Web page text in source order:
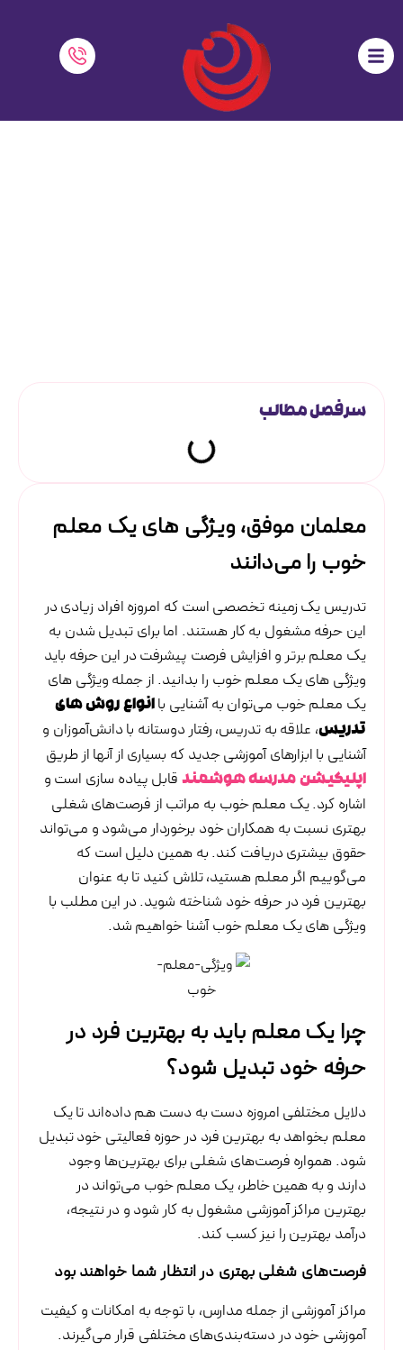
سرفصل مطالب
معلمان موفق، ویژگی های یک معلم
خوب را می‌دانند
تدریس یک زمینه تخصصی است که امروزه افراد زیادی در
این حرفه مشغول به کار هستند. اما برای تبدیل شدن به
یک معلم برتر و افزایش فرصت پیشرفت در این حرفه باید
ویژگی های یک معلم خوب را بدانید. از جمله ویژگی های
یک معلم خوب می‌توان به آشنایی باانواع روش های
تدریس، علاقه به تدریس، رفتار دوستانه با دانش‌آموزان و
آشنایی با ابزارهای آموزشی جدید که بسیاری از آنها از طریق
اپلیکیشن مدرسه هوشمند قابل پیاده سازی است و
اشاره کرد. یک معلم خوب به مراتب از فرصت‌های شغلی
بهتری نسبت به همکاران خود برخوردار می‌شود و می‌تواند
حقوق بیشتری دریافت کند. به همین دلیل است که
می‌گوییم اگر معلم هستید، تلاش کنید تا به عنوان
بهترین فرد در حرفه خود شناخته شوید. در این مطلب با
ویژگی های یک معلم خوب آشنا خواهیم شد.
چرا یک معلم باید به بهترین فرد در
حرفه خود تبدیل شود؟
دلایل مختلفی امروزه دست به دست هم داده‌اند تا یک
معلم بخواهد به بهترین فرد در حوزه فعالیتی خود تبدیل
شود. همواره فرصت‌های شغلی برای بهترین‌ها وجود
دارند و به همین خاطر، یک معلم خوب می‌تواند در
بهترین مراکز آموزشی مشغول به کار شود و در نتیجه،
درآمد بهترین را نیز کسب کند.
فرصت‌های شغلی بهتری در انتظار شما خواهند بود
مراکز آموزشی از جمله مدارس، با توجه به امکانات و کیفیت
آموزشی خود در دسته‌بندی‌های مختلفی قرار می‌گیرند.